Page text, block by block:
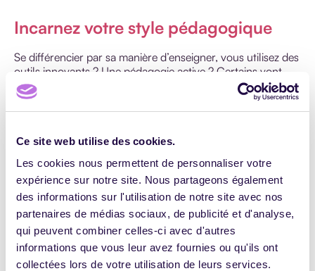
Ce site web utilise des cookies.
Les cookies nous permettent de personnaliser votre
expérience sur notre site. Nous partageons également
des informations sur l'utilisation de notre site avec nos
partenaires de médias sociaux, de publicité et d'analyse,
qui peuvent combiner celles-ci avec d'autres
informations que vous leur avez fournies ou qu'ils ont
collectées lors de votre utilisation de leurs services.
Incarnez votre style pédagogique
Se différencier par sa manière d’enseigner, vous utilisez des
outils innovants ? Une pédagogie active ? Certains vont
jusqu’à faire transpirer ces éléments dans la raison sociale
de leur entité ou dans toute la communication qu’ils
réalisent.
Utilisez les derniers outils en matière d’animation
– Une école, une instance, une entreprise privée ou vous-
même avez mis en place une nouveauté en matière de
– Avec le développement de la réalité virtuelle, de
nombreuses solutions émergent. Vous équiper peut être un
investissement intéressant pour démarquer votre